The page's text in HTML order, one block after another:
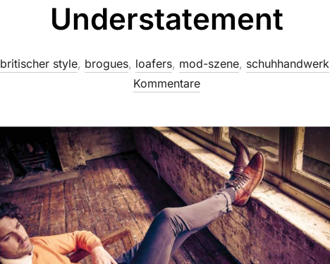
Understatement
britischer style, brogues, loafers, mod-szene, schuhhandwerk
Kommentare